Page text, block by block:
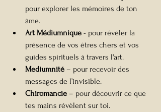
pour explorer les mémoires de ton
âme.
Art Médiumnique - pour révéler la
présence de vos êtres chers et vos
guides spirituels à travers l'art.
Mediumnité – pour recevoir des
messages de l’invisible.
Chiromancie – pour découvrir ce que
tes mains révèlent sur toi.